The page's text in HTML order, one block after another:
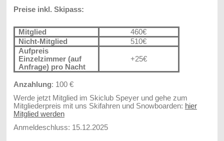
Preise inkl. Skipass:
Mitglied
460€
Nicht-Mitglied
510€
Aufpreis
Einzelzimmer (auf
Anfrage) pro Nacht
+25€
Anzahlung: 100 €
Werde jetzt Mitglied im Skiclub Speyer und gehe zum
Mitgliederpreis mit uns Skifahren und Snowboarden: hier
Mitglied werden
Anmeldeschluss: 15.12.2025